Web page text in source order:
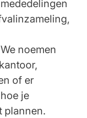
noemen
of er
je
plannen.